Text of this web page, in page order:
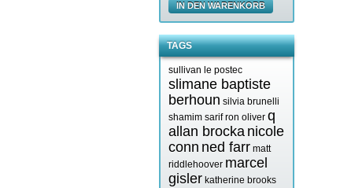
IN DEN WARENKORB
TAGS
sullivan le postec
slimane baptiste
berhoun silvia brunelli
shamim sarif ron oliver q
allan brocka nicole
conn ned farr matt
riddlehoover marcel
gisler katherine brooks